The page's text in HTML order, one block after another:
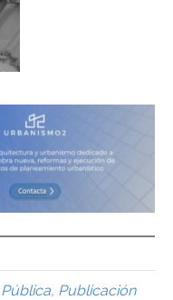
, Publicación